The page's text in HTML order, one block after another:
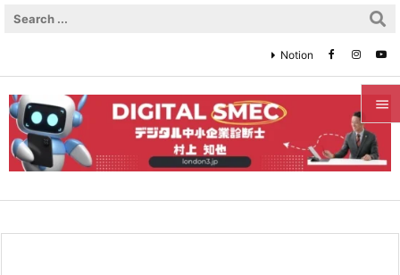


メニ

Notion